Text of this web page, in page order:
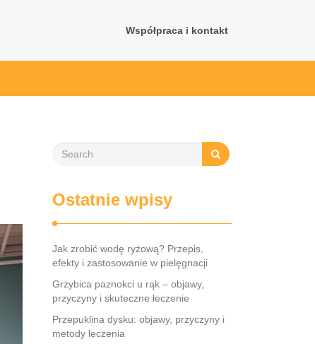
Współpraca i kontakt
Ostatnie wpisy
Jak zrobić wodę ryżową? Przepis,
efekty i zastosowanie w pielęgnacji
Grzybica paznokci u rąk – objawy,
przyczyny i skuteczne leczenie
Przepuklina dysku: objawy, przyczyny i
metody leczenia